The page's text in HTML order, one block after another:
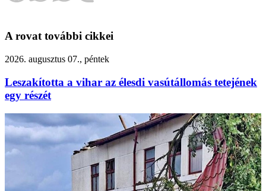
A rovat további cikkei
2026. augusztus 07., péntek
Leszakította a vihar az élesdi vasútállomás tetejének
egy részét